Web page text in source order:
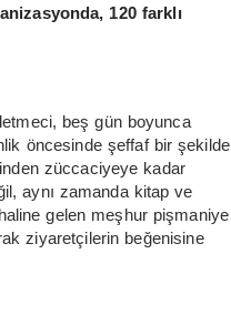
120 farklı
beş gün boyunca
öncesinde şeffaf bir şekilde
züccaciyeye kadar
aynı zamanda kitap ve
gelen meşhur pişmaniye
ziyaretçilerin beğenisine